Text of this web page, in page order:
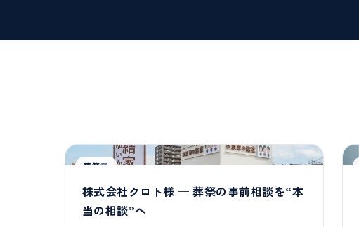
葬祭業
株式会社クロト様 — 葬祭の事前相談を“本
当の相談”へ